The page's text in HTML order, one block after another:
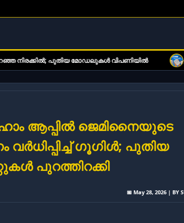
പുതിയ മോഡലുകൾ വിപണിയിൽ ഇ-ബുക്ക്
ആപ്പിൽ ജെമിനൈയുടെ
വർധിപ്പിച്ച് ഗൂഗിൾ; പുതിയ
പുറത്തിറക്കി
📅 May 28, 2026 | BY